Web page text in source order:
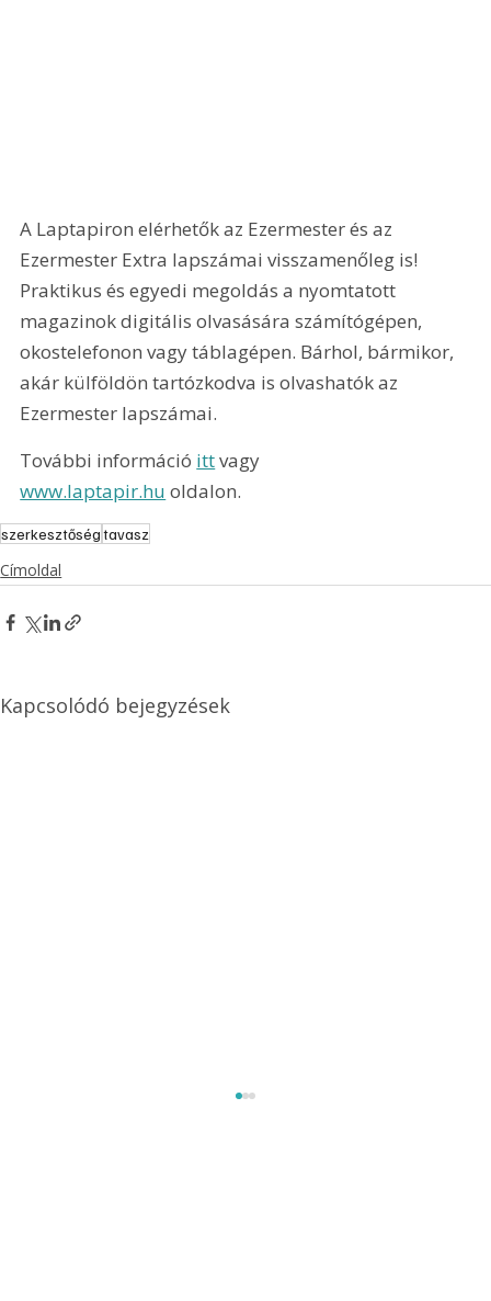
A Laptapiron elérhetők az Ezermester és az
Ezermester Extra lapszámai visszamenőleg is!
Praktikus és egyedi megoldás a nyomtatott
magazinok digitális olvasására számítógépen,
okostelefonon vagy táblagépen. Bárhol, bármikor,
akár külföldön tartózkodva is olvashatók az
Ezermester lapszámai.
További információ itt vagy
www.laptapir.hu oldalon.
szerkesztőségtavasz
Címoldal
Kapcsolódó bejegyzések